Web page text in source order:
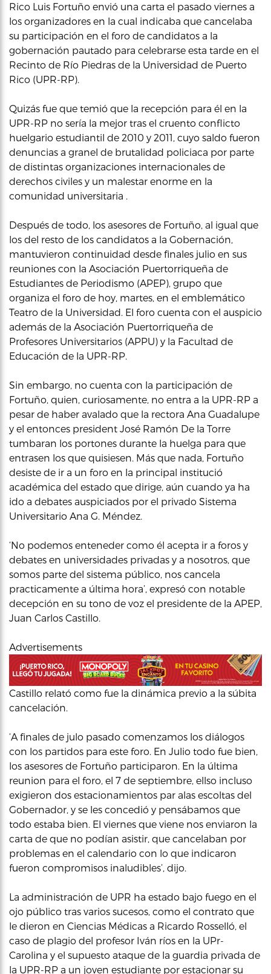
Rico Luis Fortuño envió una carta el pasado viernes a
los organizadores en la cual indicaba que cancelaba
su participación en el foro de candidatos a la
gobernación pautado para celebrarse esta tarde en el
Recinto de Río Piedras de la Universidad de Puerto
Rico (UPR-RP).
Quizás fue que temió que la recepción para él en la
UPR-RP no sería la mejor tras el cruento conflicto
huelgario estudiantil de 2010 y 2011, cuyo saldo fueron
denuncias a granel de brutalidad policiaca por parte
de distintas organizaciones internacionales de
derechos civiles y un malestar enorme en la
comunidad universitaria .
Después de todo, los asesores de Fortuño, al igual que
los del resto de los candidatos a la Gobernación,
mantuvieron continuidad desde finales julio en sus
reuniones con la Asociación Puertorriqueña de
Estudiantes de Periodismo (APEP), grupo que
organiza el foro de hoy, martes, en el emblemático
Teatro de la Universidad. El foro cuenta con el auspicio
además de la Asociación Puertorriqueña de
Profesores Universitarios (APPU) y la Facultad de
Educación de la UPR-RP.
Sin embargo, no cuenta con la participación de
Fortuño, quien, curiosamente, no entra a la UPR-RP a
pesar de haber avalado que la rectora Ana Guadalupe
y el entonces president José Ramón De la Torre
tumbaran los portones durante la huelga para que
entrasen los que quisiesen. Más que nada, Fortuño
desiste de ir a un foro en la principal institució
académica del estado que dirige, aún cuando ya ha
ido a debates auspiciados por el privado Sistema
Universitario Ana G. Méndez.
‘No podemos enteneder como él acepta ir a foros y
debates en universidades privadas y a nosotros, que
somos parte del sistema público, nos cancela
practicamente a última hora’, expresó con notable
decepción en su tono de voz el presidente de la APEP,
Juan Carlos Castillo.
Advertisements
Castillo relató como fue la dinámica previo a la súbita
cancelación.
‘A finales de julo pasado comenzamos los diálogos
con los partidos para este foro. En Julio todo fue bien,
los asesores de Fortuño participaron. En la última
reunion para el foro, el 7 de septiembre, ellso incluso
exigieron dos estacionamientos par alas escoltas del
Gobernador, y se les concedió y pensábamos que
todo estaba bien. El viernes que viene nos enviaron la
carta de que no podían asistir, que cancelaban por
problemas en el calendario con lo que indicaron
fueron compromisos inaludibles’, dijo.
La administración de UPR ha estado bajo fuego en el
ojo público tras varios sucesos, como el contrato que
le dieron en Ciencias Médicas a Ricardo Rosselló, el
caso de plagio del profesor Iván ríos en la UPr-
Carolina y el supuesto ataque de la guardia privada de
la UPR-RP a un joven estudiante por estacionar su